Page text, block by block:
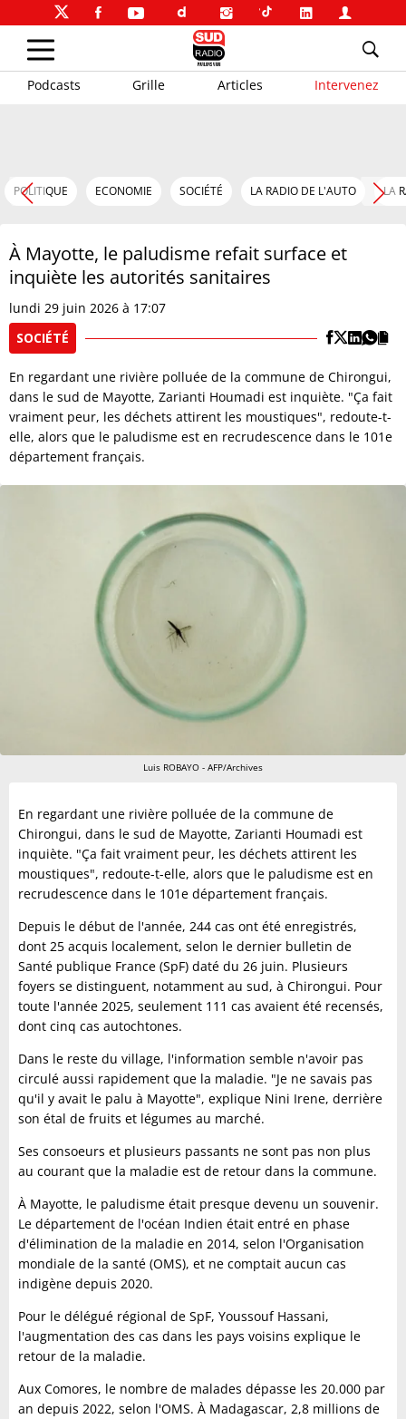
Podcasts Grille Articles Intervenez
POLITIQUE ECONOMIE SOCIÉTÉ LA RADIO DE L'AUTO LA
À Mayotte, le paludisme refait surface et
inquiète les autorités sanitaires
lundi 29 juin 2026 à 17:07
SOCIÉTÉ
En regardant une rivière polluée de la commune de Chirongui,
dans le sud de Mayotte, Zarianti Houmadi est inquiète. "Ça fait
vraiment peur, les déchets attirent les moustiques", redoute-t-
elle, alors que le paludisme est en recrudescence dans le 101e
département français.
Luis ROBAYO - AFP/Archives
En regardant une rivière polluée de la commune de
Chirongui, dans le sud de Mayotte, Zarianti Houmadi est
inquiète. "Ça fait vraiment peur, les déchets attirent les
moustiques", redoute-t-elle, alors que le paludisme est en
recrudescence dans le 101e département français.
Depuis le début de l'année, 244 cas ont été enregistrés,
dont 25 acquis localement, selon le dernier bulletin de
Santé publique France (SpF) daté du 26 juin. Plusieurs
foyers se distinguent, notamment au sud, à Chirongui. Pour
toute l'année 2025, seulement 111 cas avaient été recensés,
dont cinq cas autochtones.
Dans le reste du village, l'information semble n'avoir pas
circulé aussi rapidement que la maladie. "Je ne savais pas
qu'il y avait le palu à Mayotte", explique Nini Irene, derrière
son étal de fruits et légumes au marché.
Ses consoeurs et plusieurs passants ne sont pas non plus
au courant que la maladie est de retour dans la commune.
À Mayotte, le paludisme était presque devenu un souvenir.
Le département de l'océan Indien était entré en phase
d'élimination de la maladie en 2014, selon l'Organisation
mondiale de la santé (OMS), et ne comptait aucun cas
indigène depuis 2020.
Pour le délégué régional de SpF, Youssouf Hassani,
l'augmentation des cas dans les pays voisins explique le
retour de la maladie.
Aux Comores, le nombre de malades dépasse les 20.000 par
an depuis 2022, selon l'OMS. À Madagascar, 2,8 millions de